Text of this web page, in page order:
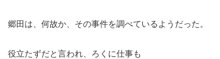
郷田は、何故か、その事件を調べているようだった。
役立たずだと言われ、ろくに仕事も